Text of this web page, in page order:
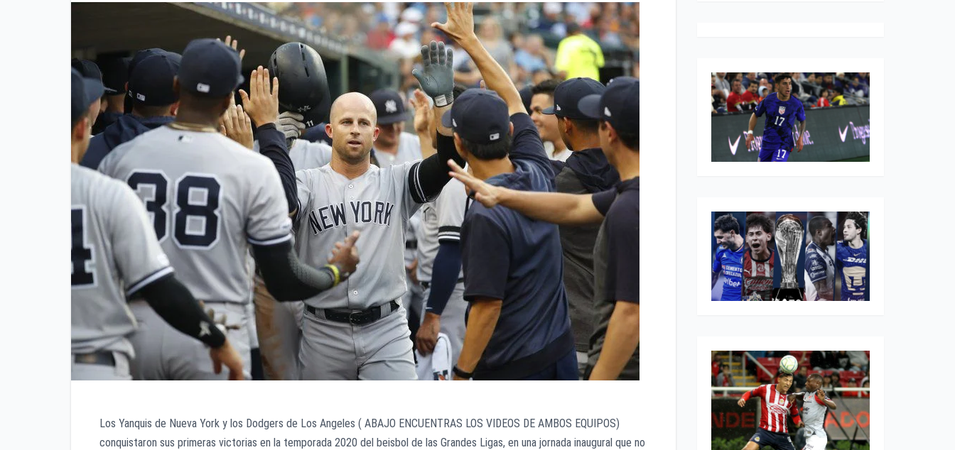
Los Yanquis de Nueva York y los Dodgers de Los Angeles ( ABAJO ENCUENTRAS LOS VIDEOS DE AMBOS EQUIPOS)
conquistaron sus primeras victorias en la temporada 2020 del beisbol de las Grandes Ligas, en una jornada inaugural que no